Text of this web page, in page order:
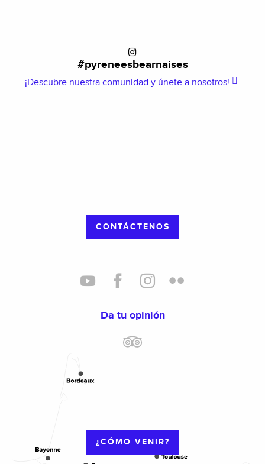
#pyreneesbearnaises
¡Descubre nuestra comunidad y únete a nosotros!
CONTÁCTENOS
Da tu opinión
¿CÓMO VENIR?